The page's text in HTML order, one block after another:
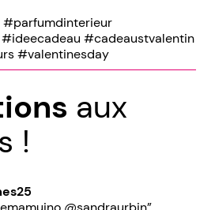
#cadeaustvalentin
#valentinesday
aux
!